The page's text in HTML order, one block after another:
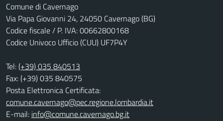
Comune di Cavernago
Via Papa Giovanni 24, 24050 Cavernago (BG)
Codice fiscale / P. IVA: 00662800168
Codice Univoco Ufficio (CUU) UF7P4Y
Tel:(+39) 035 840513
Fax: (+39) 035 840575
Posta Elettronica Certificata:
comune.cavernago@pec.regione.lombardia.it
E-mail: info@comune.cavernago.bg.it